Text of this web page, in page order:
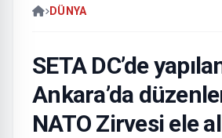
DÜNYA
SETA DC’de
Ankara’da
NATO Zirvesi ele